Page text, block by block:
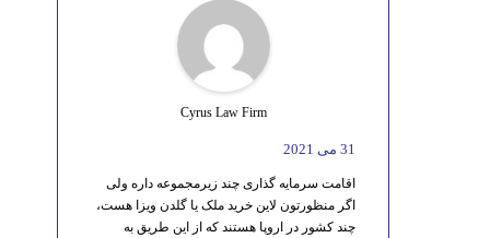
Cyrus Law Firm
31 می 2021
اقامت سرمایه گذاری چند زیرمجموعه داره ولی
اگر منظورتون لاین خرید ملک یا گلدن ویزا هست،
چند کشور در اروپا هستند که از این طریق به